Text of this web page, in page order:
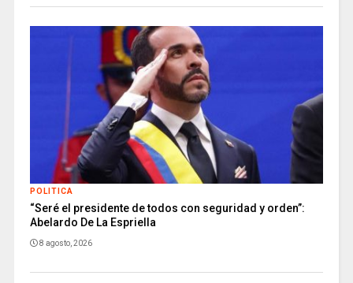
POLITICA
“Seré el presidente de todos con seguridad y orden”:
Abelardo De La Espriella
8 agosto, 2026